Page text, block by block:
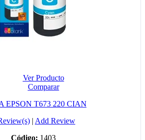
Ver Producto
Comparar
EPSON T673 220 CIAN
| Add Review
Código: 1403